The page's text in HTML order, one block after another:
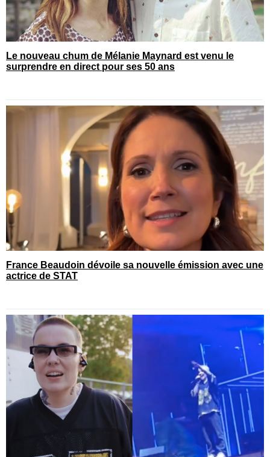
Le nouveau chum de Mélanie Maynard est venu le
surprendre en direct pour ses 50 ans
France Beaudoin dévoile sa nouvelle émission avec une
actrice de STAT